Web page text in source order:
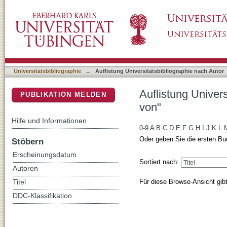
Universitätsbibliographie → Auflistung Universitätsbibliographie nach Autor
Auflistung
von"
0-9 A B C D E F G H J K L
Oder geben Sie die ersten
Sortiert nach:
Für diese Browse-Ansicht
PUBLIKATION MELDEN
Hilfe und Informationen
Stöbern
Erscheinungsdatum
Autoren
Titel
DDC-Klassifikation